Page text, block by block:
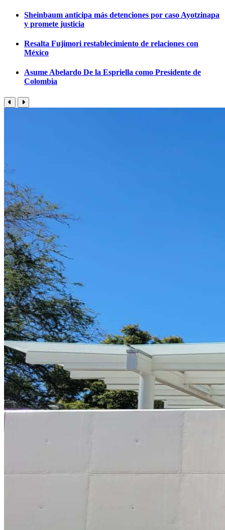
Sheinbaum anticipa más detenciones por caso Ayotzinapa
y promete justicia
Resalta Fujimori restablecimiento de relaciones con
México
Asume Abelardo De la Espriella como Presidente de
Colombia